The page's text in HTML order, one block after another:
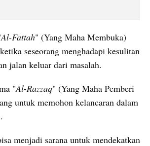
Al-Fattah" (Yang Maha Membuka)
seseorang menghadapi kesulitan
jalan keluar dari masalah.
"Al-Razzaq" (Yang Maha Pemberi
untuk memohon kelancaran dalam
menjadi sarana untuk mendekatkan